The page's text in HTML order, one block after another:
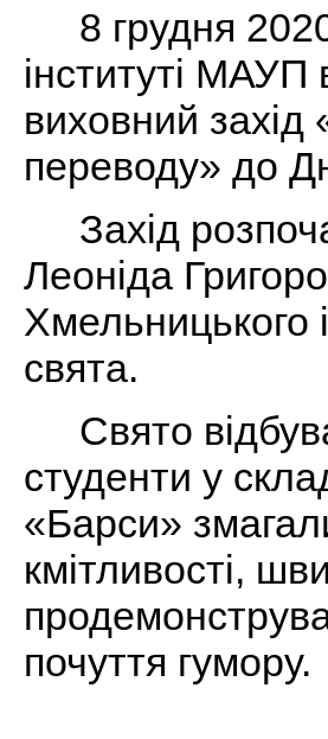
8 грудня
інституті МАУП
виховний
переводу» до
Захід
Леоніда
Хмельницького
свята.
Свято
студенти у
«Барси»
кмітливості,
почуття гумору.